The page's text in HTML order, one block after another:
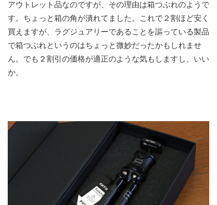
アウトレット品なのですが、その理由は箱つぶれのようで
す。ちょっと箱の角が潰れてました。これで２割ほど安く
買えますが、ラグジュアリーであることを謳っている製品
で箱つぶれというのはちょっと微妙だったかもしれませ
ん。でも２割引の価格が適正のような気もしますし、いい
か。